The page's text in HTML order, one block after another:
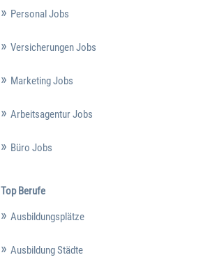
Personal Jobs
Versicherungen Jobs
Marketing Jobs
Arbeitsagentur Jobs
Büro Jobs
Top Berufe
Ausbildungsplätze
Ausbildung Städte